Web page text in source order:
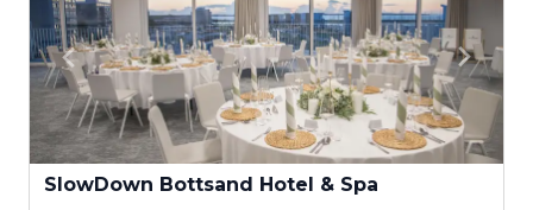
SlowDown Bottsand Hotel & Spa